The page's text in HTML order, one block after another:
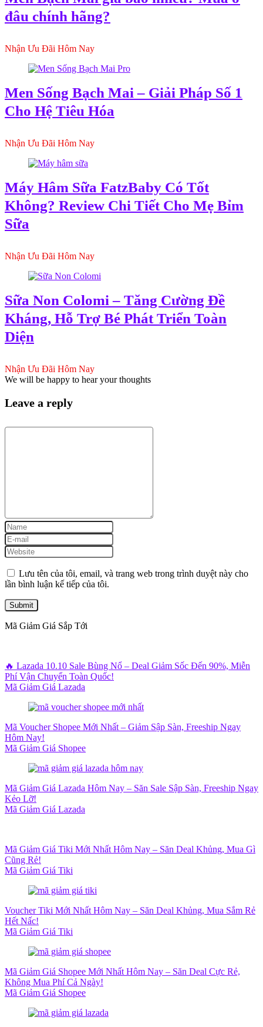
đâu chính hãng?
Nhận Ưu Đãi Hôm Nay
Men Sống Bạch Mai – Giải Pháp Số 1
Cho Hệ Tiêu Hóa
Nhận Ưu Đãi Hôm Nay
Máy Hâm Sữa FatzBaby Có Tốt
Không? Review Chi Tiết Cho Mẹ Bỉm
Sữa
Nhận Ưu Đãi Hôm Nay
Sữa Non Colomi – Tăng Cường Đề
Kháng, Hỗ Trợ Bé Phát Triển Toàn
Diện
Nhận Ưu Đãi Hôm Nay
We will be happy to hear your thoughts
Leave a reply
Lưu tên của tôi, email, và trang web trong trình duyệt này cho
lần bình luận kế tiếp của tôi.
Mã Giảm Giá Sắp Tới
🔥 Lazada 10.10 Sale Bùng Nổ – Deal Giảm Sốc Đến 90%, Miễn
Phí Vận Chuyển Toàn Quốc!
Mã Giảm Giá Lazada
Mã Voucher Shopee Mới Nhất – Giảm Sập Sàn, Freeship Ngay
Hôm Nay!
Mã Giảm Giá Shopee
Mã Giảm Giá Lazada Hôm Nay – Săn Sale Sập Sàn, Freeship Ngay
Kẻo Lỡ!
Mã Giảm Giá Lazada
Mã Giảm Giá Tiki Mới Nhất Hôm Nay – Săn Deal Khủng, Mua Gì
Cũng Rẻ!
Mã Giảm Giá Tiki
Voucher Tiki Mới Nhất Hôm Nay – Săn Deal Khủng, Mua Sắm Rẻ
Hết Nấc!
Mã Giảm Giá Tiki
Mã Giảm Giá Shopee Mới Nhất Hôm Nay – Săn Deal Cực Rẻ,
Không Mua Phí Cả Ngày!
Mã Giảm Giá Shopee